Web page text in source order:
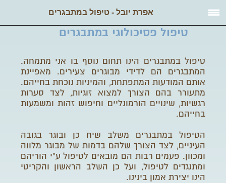
אפרת יובל - טיפול במתבגרים
טיפול פסיכולוגי במתבגרים
טיפול במתבגרים הינו תחום נוסף בו אני מתמחה.
המתבגרים הם לדידי מבוגרים צעירים. מאפיינת
אותם המודעות המתפתחת, והמיניות נוכחת בחייהם.
מתעורר בהם הצורך למצוא זוגיות, לצד סערות
רגשיות, שינויים הורמונליים וחיפוש זהות ומשמעות
בחייהם.
הטיפול במתבגרים משלב שיח כן ובוגר בגובה
העיניים, לצד הצורך שלהם בדמות של מבוגר מלווה
ומכוון. פעמים רבות הם מובאים לטיפול ע"י הוריהם
ומתנגדים לטיפול, ועל כן השלב הראשון והקריטי
הינו יצירת אמון בינינו.